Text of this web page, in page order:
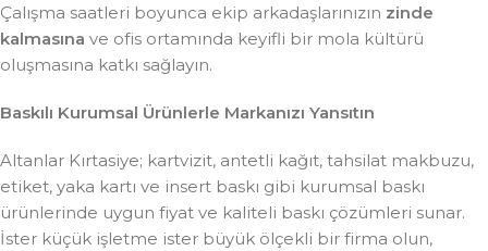
Çalışma saatleri boyunca ekip arkadaşlarınızın zinde
kalmasına ve ofis ortamında keyifli bir mola kültürü
oluşmasına katkı sağlayın.
Baskılı Kurumsal Ürünlerle Markanızı Yansıtın
Altanlar Kırtasiye; kartvizit, antetli kağıt, tahsilat makbuzu,
etiket, yaka kartı ve insert baskı gibi kurumsal baskı
ürünlerinde uygun fiyat ve kaliteli baskı çözümleri sunar.
İster küçük işletme ister büyük ölçekli bir firma olun,